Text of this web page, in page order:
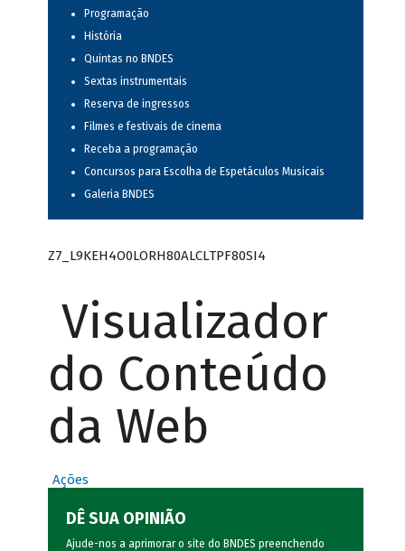
Programação
História
Quintas no BNDES
Sextas instrumentais
Reserva de ingressos
Filmes e festivais de cinema
Receba a programação
Concursos para Escolha de Espetáculos Musicais
Galeria BNDES
Z7_L9KEH4O0LORH80ALCLTPF80SI4
Visualizador
do Conteúdo
da Web
Ações
DÊ SUA OPINIÃO
Ajude-nos a aprimorar o site do BNDES preenchendo